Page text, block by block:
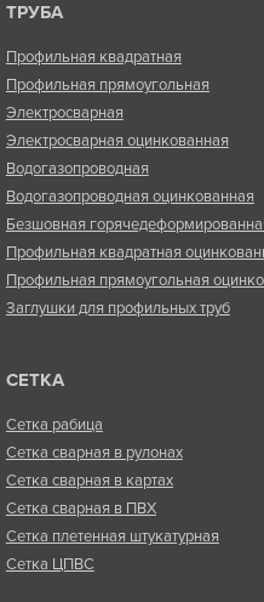
ТРУБА
Профильная квадратная
Профильная прямоугольная
Электросварная
Электросварная оцинкованная
Водогазопроводная
Водогазопроводная оцинкованная
Безшовная
Профильная квадратная
Профильная прямоугольная
Заглушки для профильных труб
СЕТКА
Сетка рабица
Сетка сварная в рулонах
Сетка сварная в картах
Сетка сварная в ПВХ
Сетка плетенная штукатурная
Сетка ЦПВС